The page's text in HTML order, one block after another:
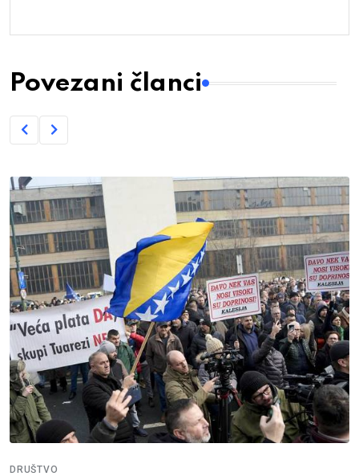
Povezani članci
DRUŠTVO